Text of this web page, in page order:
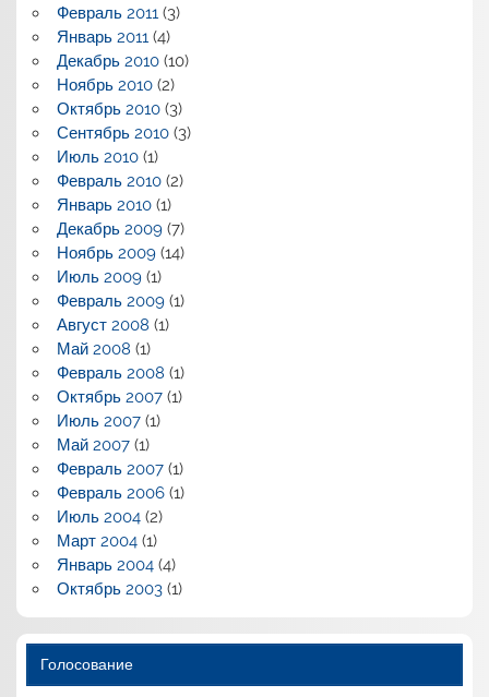
Февраль 2011(3)
Январь 2011(4)
Декабрь 2010(10)
Ноябрь 2010(2)
Октябрь 2010(3)
Сентябрь 2010(3)
Июль 2010(1)
Февраль 2010(2)
Январь 2010(1)
Декабрь 2009(7)
Ноябрь 2009(14)
Июль 2009(1)
Февраль 2009(1)
Август 2008 (1)
Май 2008 (1)
Февраль 2008 (1)
Октябрь 2007(1)
Июль 2007(1)
Май 2007(1)
Февраль 2007(1)
Февраль 2006(1)
Июль 2004(2)
Март 2004(1)
Январь 2004(4)
Октябрь 2003(1)
Голосование